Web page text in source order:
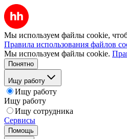
Мы используем файлы cookie,
Правила использования файлов
Мы используем файлы cookie.
Понятно
Ищу работу
Ищу работу
Ищу работу
Ищу сотрудника
Сервисы
Помощь